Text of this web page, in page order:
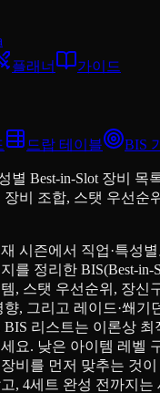
플래너 가이드
드랍 테이블 BIS
별 Best-in-Slot 장비 목
장비 조합, 스탯 우선순
시즌에서 직업·특성
를 정리한 BIS(Best-in-
, 스탯 우선순위, 장신
향, 그리고 레이드·쐐기
리스트는 이론상
요. 낮은 아이템 레벨
비를 먼저 맞추는 것이
, 4세트 완성 전까지